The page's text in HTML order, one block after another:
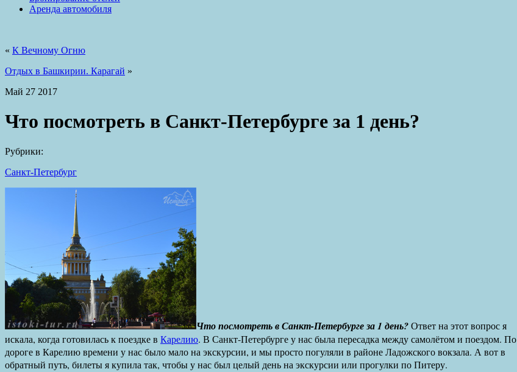
Аренда автомобиля
« К Вечному Огню
Отдых в Башкирии. Карагай »
Май 27 2017
Что посмотреть в Санкт-Петербурге за 1 день?
Рубрики:
Санкт-Петербург
Что посмотреть в Санкт-Петербурге за 1 день?Ответ на этот вопрос я
искала, когда готовилась к поездке в Карелию. В Санкт-Петербурге у нас была пересадка между самолётом и поездом. По
дороге в Карелию времени у нас было мало на экскурсии, и мы просто погуляли в районе Ладожского вокзала. А вот в
обратный путь, билеты я купила так, чтобы у нас был целый день на экскурсии или прогулки по Питеру.